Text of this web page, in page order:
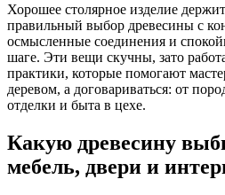
Хорошее столярное изделие
правильный выбор древесины с
осмысленные соединения и
шаге. Эти вещи скучны, зато
практики, которые помогают
деревом, а договариваться: от
отделки и быта в цехе.
Какую древесину
мебель, двери и